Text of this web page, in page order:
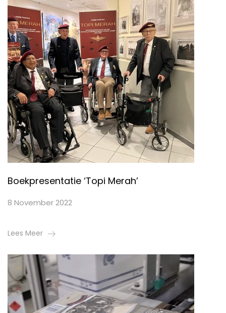
Boekpresentatie ‘Topi Merah’
8 November 2022
Lees Meer